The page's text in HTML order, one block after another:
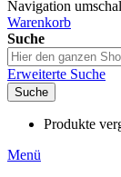
Navigation
Warenkorb
Suche
Erweiterte Suche
Suche
Produkte
Menü